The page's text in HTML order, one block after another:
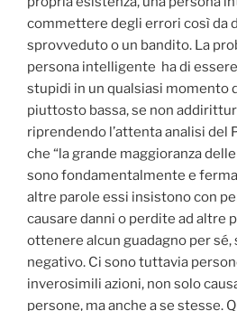
commettere degli errori così da
sprovveduto o un bandito. La
persona intelligente ha di
stupidi in un qualsiasi momento
piuttosto bassa, se non
riprendendo l’attenta analisi del
che “la grande maggioranza
sono fondamentalmente e
altre parole essi insistono con
causare danni o perdite ad altre
ottenere alcun guadagno per sé,
negativo. Ci sono tuttavia
inverosimili azioni, non solo
persone, ma anche a se stesse.